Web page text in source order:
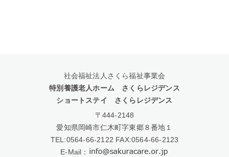
社会福祉法人さくら福祉事業会
特別養護老人ホーム さくらレジデンス
ショートステイ さくらレジデンス
〒444-2148
愛知県岡崎市仁木町字東郷８番地１
TEL:0564-66-2122 FAX:0564-66-2123
E-Mail：